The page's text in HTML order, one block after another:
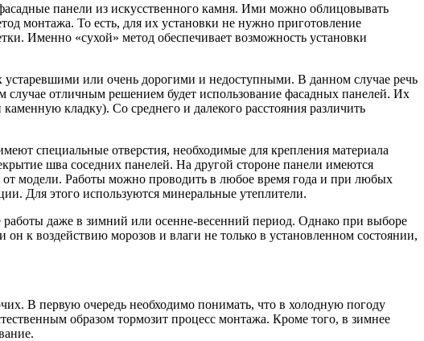
панели из искусственного камня. Ими можно облицовывать
монтажа. То есть, для их установки не нужно приготовление
Именно «сухой» метод обеспечивает возможность установки
устаревшими или очень дорогими и недоступными. В данном случае речь
отличным решением будет использование фасадных панелей. Их
кладку). Со среднего и далекого расстояния различить
специальные отверстия, необходимые для крепления материала
шва соседних панелей. На другой стороне панели имеются
от модели. Работы можно проводить в любое время года и при любых
Для этого используются минеральные утеплители.
даже в зимний или осенне-весенний период. Однако при выборе
к воздействию морозов и влаги не только в установленном состоянии,
В первую очередь необходимо понимать, что в холодную погоду
образом тормозит процесс монтажа. Кроме того, в зимнее